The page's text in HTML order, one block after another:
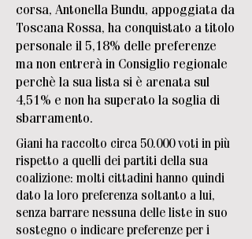
corsa, Antonella Bundu, appoggiata da
Toscana Rossa, ha conquistato a titolo
personale il 5,18% delle preferenze
ma non entrerà in Consiglio regionale
perchè la sua lista si è arenata sul
4,51% e non ha superato la soglia di
sbarramento.
Giani ha raccolto circa 50.000 voti in più
rispetto a quelli dei partiti della sua
coalizione: molti cittadini hanno quindi
dato la loro preferenza soltanto a lui,
senza barrare nessuna delle liste in suo
sostegno o indicare preferenze per i